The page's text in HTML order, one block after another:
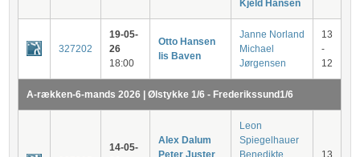
Kjeld Hansen
327202
19-05-
26
18:00
Otto Hansen
lis Baven
Janne Norland
Michael
Jørgensen
13
-
12
A-rækken-6-mands 2026 | Ølstykke 1/6 - Frederikssund1/6
14-05-
Alex Dalum
Peter Juster
Leon
Spiegelhauer
Benedikte
13